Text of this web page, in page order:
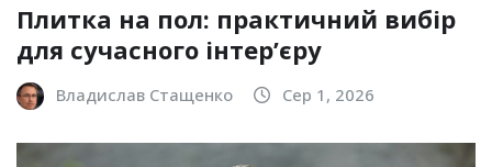
Плитка на пол: практичний вибір
для сучасного інтер’єру
Владислав Стащенко Сер 1, 2026